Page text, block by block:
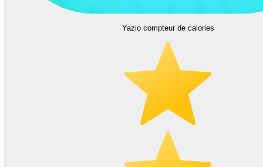
Yazio compteur de calories